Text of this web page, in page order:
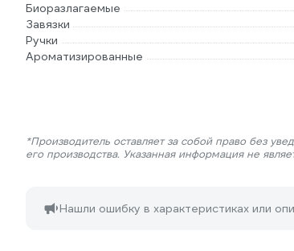
Биоразлагаемые
Завязки
Ручки
Ароматизированные
*Производитель оставляет за собой право без
его производства. Указанная информация не
Нашли ошибку в характеристиках или